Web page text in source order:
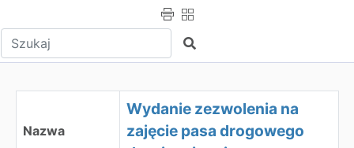
Wpisz tekst do wyszukania Szukaj
Nazwa
Wydanie zezwolenia na
zajęcie pasa drogowego